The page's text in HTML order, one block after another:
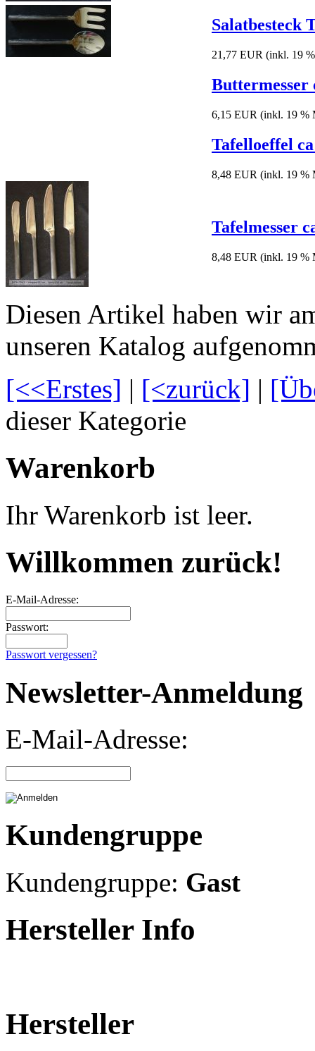
Salatbesteck
21,77 EUR (inkl. 19
Buttermesser
6,15 EUR (inkl. 19 %
Tafelloeffel
8,48 EUR (inkl. 19 %
Tafelmesser
8,48 EUR (inkl. 19 %
Diesen Artikel haben wir
unseren Katalog
[<<Erstes] | [<zurück] |
dieser Kategorie
Warenkorb
Ihr Warenkorb ist leer.
Willkommen zurück!
E-Mail-Adresse:
Passwort:
Passwort vergessen?
Newsletter-Anmeldung
E-Mail-Adresse:
Kundengruppe
Kundengruppe: Gast
Hersteller Info
Hersteller